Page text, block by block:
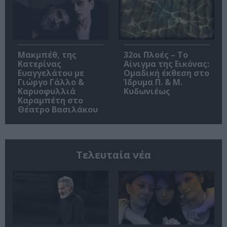
Μακμπέθ, της
Κατερίνας
Ευαγγελάτου με
Γιώργο Γάλλο &
Καρυοφυλλιά
Καραμπέτη στο
Θέατρο Βασιλάκου
32οι Πλοές – Το
Αίνιγμα της Εικόνας:
Ομαδική έκθεση στο
Ίδρυμα Π. & Μ.
Κυδωνιέως
Τελευταία νέα